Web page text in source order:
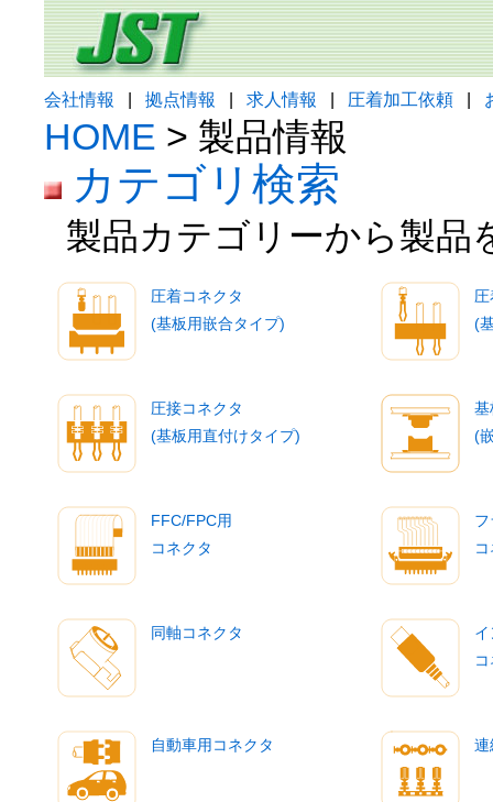
会社情報 拠点情報 求人情報 圧着加工依頼
HOME > 製品情報
カテゴリ検索
製品カテゴリーから製品
圧着コネクタ
(基板用嵌合タイプ)
(
圧接コネクタ
(基板用直付けタイプ)
基
(
FFC/FPC用
コネクタ
同軸コネクタ
自動車用コネクタ 連